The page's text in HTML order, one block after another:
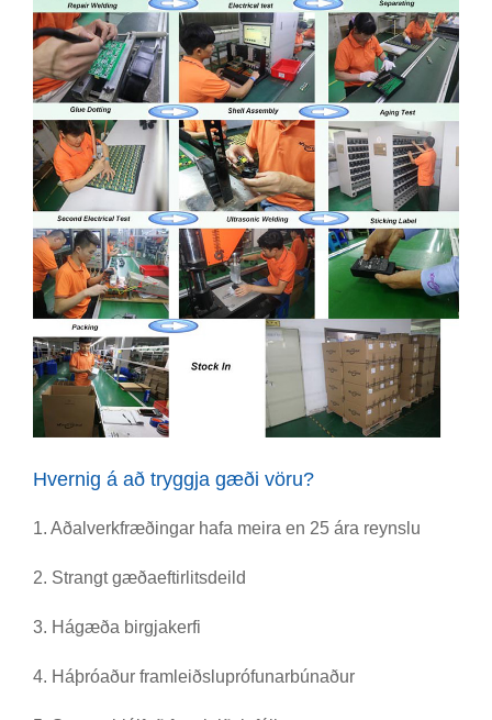
Hvernig á að tryggja gæði vöru?
1. Aðalverkfræðingar hafa meira en 25 ára reynslu
2. Strangt gæðaeftirlitsdeild
3. Hágæða birgjakerfi
4. Háþróaður framleiðsluprófunarbúnaður